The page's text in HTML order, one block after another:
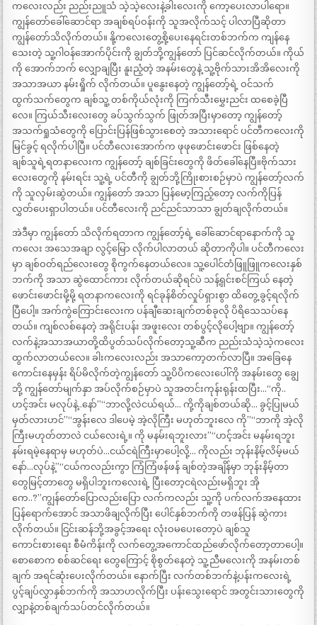
ကလေးလည်း ညည်းညူသံ သဲ့သဲ့လေးနဲ့ခါးလေးကို ကော့ပေးလာပါရော။
ကျွန်တော်ခေါ်ဆောင်ရာ အချစ်ရပ်ဝန်းကို သူအလိုက်သင့် ပါလာပြီဆိုတာ
ကျွန်တော်သိလိုက်တယ်။ နို့ကလေးတွေ့စို့ပေးနေရင်းတစ်ဘက်က ကျန်နေ
သေးတဲ့ သူ့ဂါဝန်အောက်ပိုင်းကို ချွတ်ဘို့ကျွန်တော် ပြင်ဆင်လိုက်တယ်။ ကိုယ်
ကို အောက်ဘက် လျှောချပြီး နူးညံ့တဲ့ အနမ်းတွေနဲ့ သူ့ဗိုက်သားအိအိလေးကို
အသာအယာ နမ်းရှိုက် လိုက်တယ်။ ပူနွေးနေတဲ့ ကျွန်တော့်ရဲ့ ဝင်သက်
ထွက်သက်တွေက ချစ်သူ့ တစ်ကိုယ်လုံးကို ကြက်သီးမွှေးညင်း ထစေခဲ့ပြီ
လေ။ ကြယ်သီးလေးတွေ ခပ်သွက်သွက် ဖြုတ်အပြီးမှာတော့ ကျွန်တော့်
အသက်ရှုသံတွေကို ပြောင်းပြန်ဖြစ်သွားစေတဲ့ အသားရောင် ပင်တီကလေးကို
မြင်ခွင့် ရလိုက်ပါပြီ။ ပင်တီလေးအောက်က ဖုဖုဖောင်းဖောင်း ဖြစ်နေတဲ့
ချစ်သူရဲ့ရတနာလေးက ကျွန်တော့် ချစ်ခြင်းတွေကို ဖိတ်ခေါ်နေပြီ။ဗိုက်သား
လေးတွေကို နမ်းရင်း သူ့ရဲ့ ပင်တီကို ချွတ်ဘို့ကြိုးစားစဉ်မှာပဲ ကျွန်တော့်လက်
ကို သူလှမ်းဆွဲတယ်။ ကျွန်တော် အသာ ပြန်မော့ကြည့်တော့ လက်ကိုပြန်
လွှတ်ပေးရှာပါတယ်။ ပင်တီလေးကို ညင်ညင်သာသာ ချွတ်ချလိုက်တယ်။
အဲဒီမှာ ကျွန်တော် သိလိုက်ရတာက ကျွန်တော့်ရဲ့ ခေါ်ဆောင်ရာနောက်ကို သူ
ကလေး အသေအချာ လွင့်မြော လိုက်ပါလာတယ် ဆိုတာကိုပါ။ ပင်တီကလေး
မှာ ချစ်ဝတ်ရည်လေးတွေ စိုကွက်နေတယ်လေ။ သူ့ပေါင်တံဖြူဖြူကလေးနှစ်
ဘက်ကို အသာ ဆွဲထောင်ကား လိုက်တယ်ဆိုရင်ပဲ သန့်ရှင်းစင်ကြယ် နေတဲ့
ဖောင်းဖောင်းမို့မို့ ရတနာကလေးကို ရင်ခုန်စိတ်လှုပ်ရှားစွာ ထိတွေ့ခွင့်ရလိုက်
ပြီပေါ့။ အက်ကွဲကြောင်းလေးက ပန်ချီဆေးချက်တစ်ခုလို ပိရိသေသပ်နေ
တယ်။ ကျစ်လစ်နေတဲ့ အရိုင်းပန်း အဖူးလေး တစ်ပွင့်လိုပေါ့ဗျာ။ ကျွန်တော့်
လက်နဲ့အသာအယာတို့ထိပွတ်သပ်လိုက်တော့သူ့ဆီက ညည်းသံသဲ့သဲ့ကလေး
ထွက်လာတယ်လေ။ ခါးကလေးလည်း အသာကော့တက်လာပြီ။ အခြေနေ
ကောင်းနေမှန်း ရိပ်မိလိုက်တဲ့ကျွန်တော် သူ့ပိပိကလေးပေါ်ကို အနမ်းတွေ ချွေ
ဘို့ ကျွန်တော်မျက်နှာ အပ်လိုက်စဉ်မှာပဲ သူအတင်းကုန်းရုန်းထပြီး…“ကို..
ဟင့်အင်း မလုပ်နဲ့..နော်”“ဘာလို့လဲငယ်ရယ်… ကို့ကိုချစ်တယ်ဆို… ခွင့်ပြုမယ်
မှတ်လားဟင်”“အွန်းလေ ဒါပေမဲ့ အဲ့လိုကြီး မဟုတ်ဘူးလေ ကို”“ဘာကို အဲ့လို
ကြီးမဟုတ်တာလဲ ငယ်လေးရဲ့။ ကို မနမ်းရဘူးလား”“ဟင့်အင်း မနမ်းရဘူး
နမ်းရမဲ့နေရာမှ မဟုတ်ပဲ…ငယ်ငရဲကြီးမှာပေါ့လို့… ကိုလည်း ဘုန်းနိမ့်လိမ့်မယ်
နော်…လုပ်နဲ့”“ငယ်ကလည်းကွာ ကြံကြံဖန်ဖန် ချစ်တဲ့အချိန်မှာ ဘုန်းနိမ့်တာ
တွေမြင့်တာတွေ မရှိပါဘူးကလေးရဲ့ ပြီးတော့ငရဲလည်းမရှိဘူး အို
ကေ..?”ကျွန်တော်ပြောလည်းပြော လက်ကလည်း သူ့ကို ပက်လက်အနေထား
ပြန်ရောက်အောင် အသာဖိချလိုက်ပြီး ပေါင်နှစ်ဘက်ကို တဖန်ပြန် ဆွဲကား
လိုက်တယ်။ ငြင်းဆန်ဘို့အခွင့်အရေး လုံးဝမပေးတော့ပဲ ချစ်သူ
ကောင်းစားရေး စီမံကိန်းကို လက်တွေ့အကောင်ထည်ဖော်လိုက်တော့တာပေါ့။
စောစောက စစ်ဆင်ရေး တွေကြောင့် စိုစွတ်နေတဲ့ သူ့ညီမလေးကို အနမ်းတစ်
ချက် အရင်ဆုံးပေးလိုက်တယ်။ နောက်ပြီး လက်တစ်ဘက်နဲ့ပန်းကလေးရဲ့
ပွင့်ချပ်လွှာနှစ်ဘက်ကို အသာဟလိုက်ပြီး ပန်းသွေးရောင် အတွင်းသားတွေကို
လျှာနဲ့တစ်ချက်သပ်တင်လိုက်တယ်။